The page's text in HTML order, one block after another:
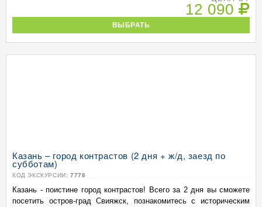
12 090
ВЫБРАТЬ
Казань – город контрастов (2 дня + ж/д, заезд по
субботам)
КОД ЭКСКУРСИИ: 7778
Казань - поистине город контрастов! Всего за 2 дня вы сможете
посетить остров-град Свияжск, познакомитесь с историческим